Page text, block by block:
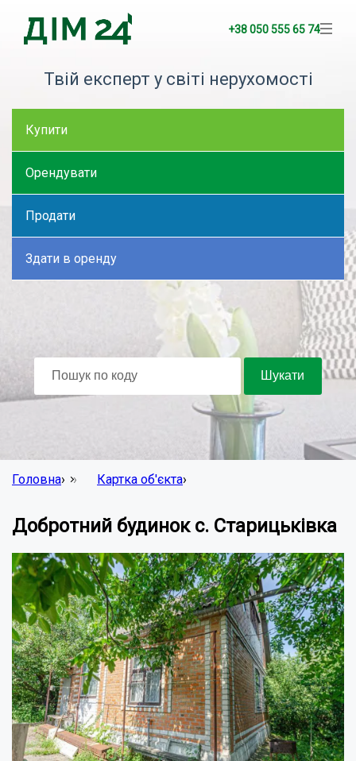
+38 050 555 65 74
Твій експерт у світі нерухомості
Купити
Орендувати
Продати
Здати в оренду
Головна› Картка об'єкта›
Добротний будинок с. Старицьківка